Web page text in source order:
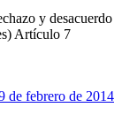
y desacuerdo
Artículo 7